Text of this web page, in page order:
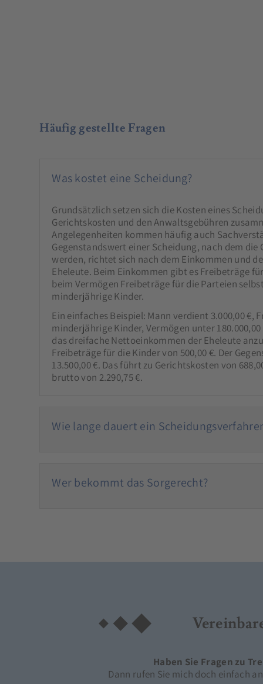
Häufig gestellte Fragen
Was kostet eine Scheidung?
Grundsätzlich setzen sich die Kosten eines
Gerichtskosten und den Anwaltsgebühren
Angelegenheiten kommen häufig auch
Gegenstandswert einer Scheidung, nach dem die
werden, richtet sich nach dem Einkommen und
Eheleute. Beim Einkommen gibt es Freibeträge
beim Vermögen Freibeträge für die Parteien
minderjährige Kinder.
Ein einfaches Beispiel: Mann verdient 3.000,00 €,
minderjährige Kinder, Vermögen unter
das dreifache Nettoeinkommen der Eheleute
Freibeträge für die Kinder von 500,00 €. Der
13.500,00 €. Das führt zu Gerichtskosten von
brutto von 2.290,75 €.
Wie lange dauert ein
Wer bekommt das Sorgerecht?
Haben Sie Fragen zu
Dann rufen Sie mich doch einfach